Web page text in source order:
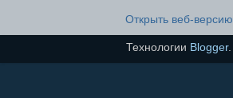
Открыть веб-версию
Технологии Blogger.